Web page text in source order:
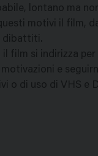
lontano ma
motivi il film,
dibattiti.
film si indirizza
e
o di uso di VHS e